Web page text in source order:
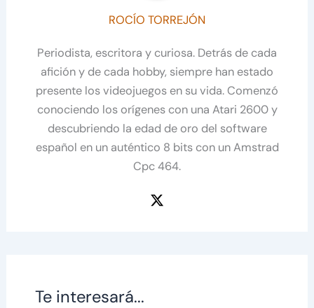
ROCÍO TORREJÓN
Periodista, escritora y curiosa. Detrás de cada
afición y de cada hobby, siempre han estado
presente los videojuegos en su vida. Comenzó
conociendo los orígenes con una Atari 2600 y
descubriendo la edad de oro del software
español en un auténtico 8 bits con un Amstrad
Cpc 464.
Te interesará...